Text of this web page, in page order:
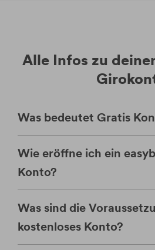
Alle Infos zu
Was bedeutet Gratis
Wie eröffne ich ein
Konto?
Was sind die
kostenloses Konto?